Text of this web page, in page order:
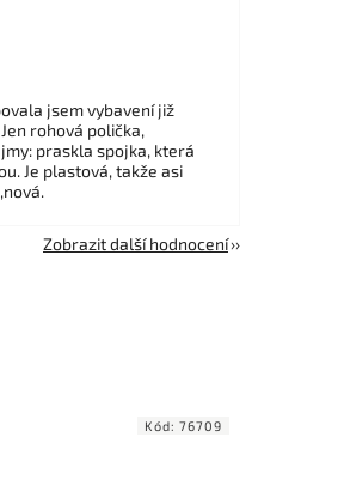
jsem vybavení již
rohová polička,
praskla spojka, která
Je plastová, takže asi
Zobrazit další hodnocení
Kód: 76709